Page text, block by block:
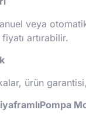
veya
artırabilir.
ürün